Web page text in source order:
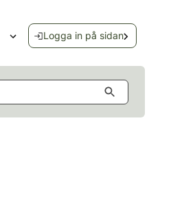
Öppna språkmenyn
Logga in på sidan